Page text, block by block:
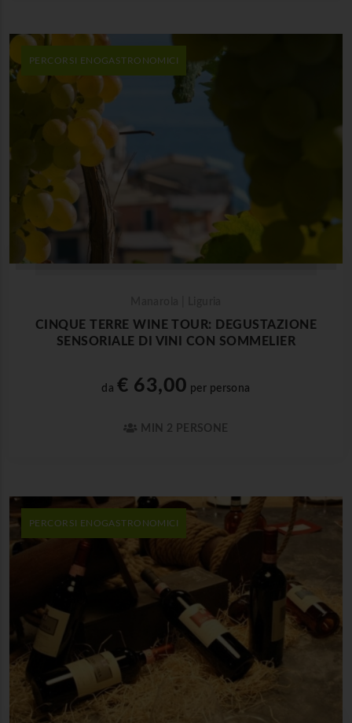
PERCORSI ENOGASTRONOMICI
CINQUE TERRE WINE TOUR: DEGUSTAZIONE
SENSORIALE DI VINI CON SOMMELIER
da € 63,00 per persona
MIN 2 PERSONE
PERCORSI ENOGASTRONOMICI